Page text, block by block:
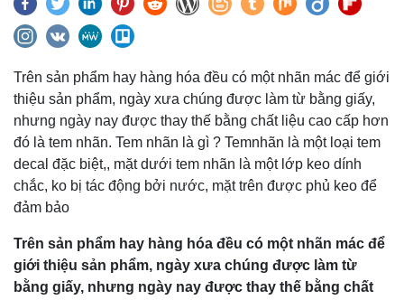
Trên sản phẩm hay hàng hóa đều có một nhãn mác để giới
thiệu sản phẩm, ngày xưa chúng được làm từ bằng giấy,
nhưng ngày nay được thay thế bằng chất liệu cao cấp hơn
đó là tem nhãn. Tem nhãn là gì ? Temnhãn là một loại tem
decal đặc biệt,, mặt dưới tem nhãn là một lớp keo dính
chắc, ko bị tác động bởi nước, mặt trên được phủ keo để
đảm bảo
Trên sản phẩm hay hàng hóa đều có một nhãn mác để
giới thiệu sản phẩm, ngày xưa chúng được làm từ
bằng giấy, nhưng ngày nay được thay thế bằng chất